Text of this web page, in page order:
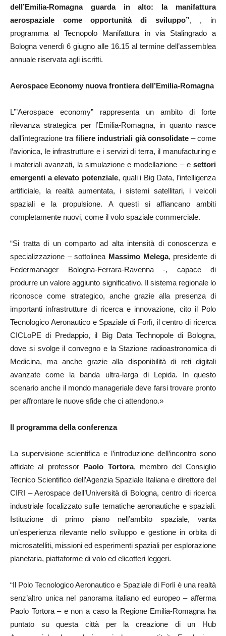
dell’Emilia-Romagna guarda in alto: la manifattura
aerospaziale come opportunità di sviluppo”, , in
programma al Tecnopolo Manifattura in via Stalingrado a
Bologna venerdì 6 giugno alle 16.15 al termine dell’assemblea
annuale riservata agli iscritti.
Aerospace Economy nuova frontiera dell’Emilia-Romagna
L’”Aerospace economy” rappresenta un ambito di forte
rilevanza strategica per l’Emilia-Romagna, in quanto nasce
dall’integrazione tra filiere industriali già consolidate – come
l’avionica, le infrastrutture e i servizi di terra, il manufacturing e
i materiali avanzati, la simulazione e modellazione – e settori
emergenti a elevato potenziale, quali i Big Data, l’intelligenza
artificiale, la realtà aumentata, i sistemi satellitari, i veicoli
spaziali e la propulsione. A questi si affiancano ambiti
completamente nuovi, come il volo spaziale commerciale.
“Si tratta di un comparto ad alta intensità di conoscenza e
specializzazione – sottolinea Massimo Melega, presidente di
Federmanager Bologna-Ferrara-Ravenna -, capace di
produrre un valore aggiunto significativo. Il sistema regionale lo
riconosce come strategico, anche grazie alla presenza di
importanti infrastrutture di ricerca e innovazione, cito il Polo
Tecnologico Aeronautico e Spaziale di Forlì, il centro di ricerca
CICLoPE di Predappio, il Big Data Technopole di Bologna,
dove si svolge il convegno e la Stazione radioastronomica di
Medicina, ma anche grazie alla disponibilità di reti digitali
avanzate come la banda ultra-larga di Lepida. In questo
scenario anche il mondo manageriale deve farsi trovare pronto
per affrontare le nuove sfide che ci attendono.»
Il programma della conferenza
La supervisione scientifica e l’introduzione dell’incontro sono
affidate al professor Paolo Tortora, membro del Consiglio
Tecnico Scientifico dell’Agenzia Spaziale Italiana e direttore del
CIRI – Aerospace dell’Università di Bologna, centro di ricerca
industriale focalizzato sulle tematiche aeronautiche e spaziali.
Istituzione di primo piano nell’ambito spaziale, vanta
un’esperienza rilevante nello sviluppo e gestione in orbita di
microsatelliti, missioni ed esperimenti spaziali per esplorazione
planetaria, piattaforme di volo ed elicotteri leggeri.
“Il Polo Tecnologico Aeronautico e Spaziale di Forlì è una realtà
senz’altro unica nel panorama italiano ed europeo – afferma
Paolo Tortora – e non a caso la Regione Emilia-Romagna ha
puntato su questa città per la creazione di un Hub